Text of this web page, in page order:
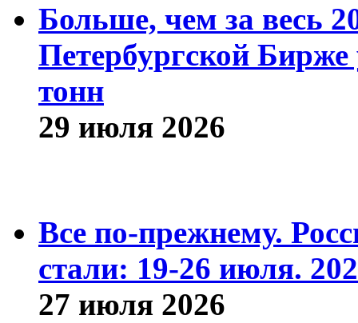
Больше, чем за весь
Петербургской
тонн
29 июля 2026
Все по-прежнему.
стали: 19-26 июля.
27 июля 2026